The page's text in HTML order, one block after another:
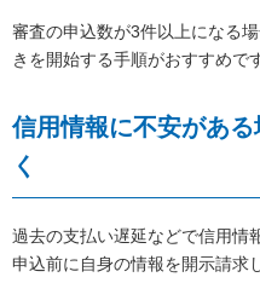
審査の申込数が3件以上になる
きを開始する手順がおすすめで
信用情報に不安があ
く
過去の支払い遅延などで信用情
申込前に自身の情報を開示請求